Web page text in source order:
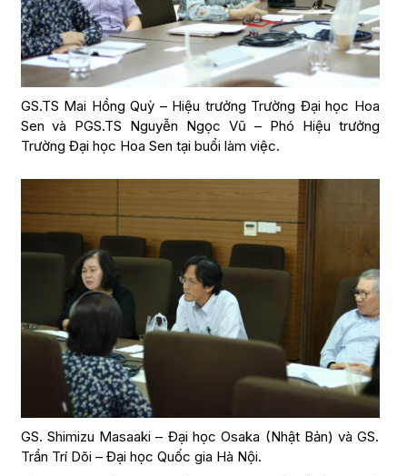
GS.TS Mai Hồng Quỳ – Hiệu trưởng Trường Đại học Hoa
Sen và PGS.TS Nguyễn Ngọc Vũ – Phó Hiệu trưởng
Trường Đại học Hoa Sen tại buổi làm việc.
GS. Shimizu Masaaki – Đại học Osaka (Nhật Bản) và GS.
Trần Trí Dõi – Đại học Quốc gia Hà Nội.